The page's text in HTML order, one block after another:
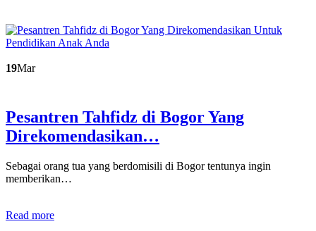
19Mar
Pesantren Tahfidz di Bogor Yang
Direkomendasikan…
Sebagai orang tua yang berdomisili di Bogor tentunya ingin
memberikan…
Read more